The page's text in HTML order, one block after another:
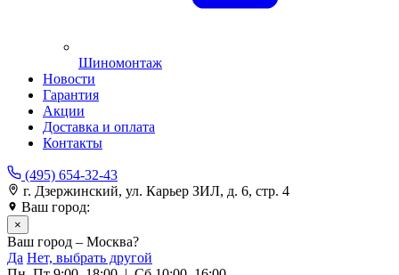
Шиномонтаж
Новости
Гарантия
Акции
Доставка и оплата
Контакты
(495) 654-32-43
г. Дзержинский, ул. Карьер ЗИЛ, д. 6, стр. 4
Ваш город:
×
Ваш город – Москва?
Да Нет, выбрать другой